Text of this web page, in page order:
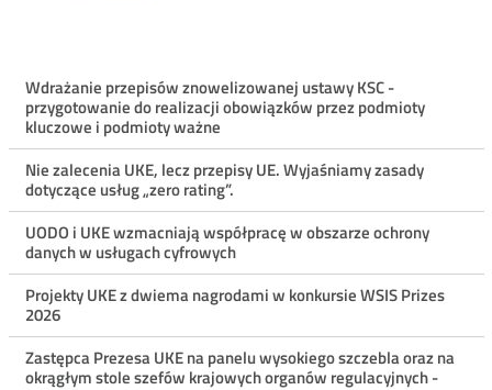
Menu
ostatnie
aktualności
Wdrażanie przepisów znowelizowanej ustawy KSC -
przygotowanie do realizacji obowiązków przez podmioty
kluczowe i podmioty ważne
Nie zalecenia UKE, lecz przepisy UE. Wyjaśniamy zasady
dotyczące usług „zero rating”.
UODO i UKE wzmacniają współpracę w obszarze ochrony
danych w usługach cyfrowych
Projekty UKE z dwiema nagrodami w konkursie WSIS Prizes
2026
Zastępca Prezesa UKE na panelu wysokiego szczebla oraz na
okrągłym stole szefów krajowych organów regulacyjnych -